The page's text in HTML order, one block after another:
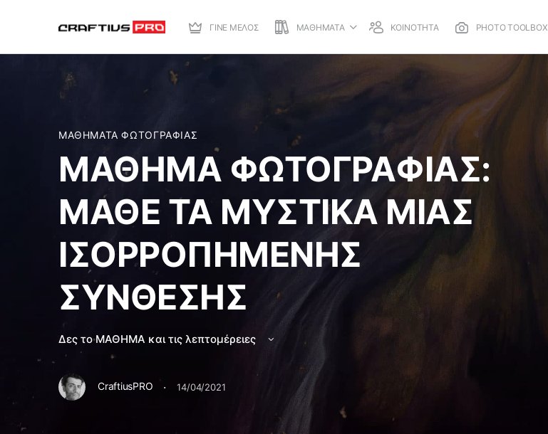
ΓΙΝΕ ΜΕΛΟΣ ΜΑΘΗΜΑΤΑ ΚΟΙΝΟΤΗΤΑ PHOTO TOOLBOX
ΜΑΘΗΜΑΤΑ ΦΩΤΟΓΡΑΦΙΑΣ
ΜΑΘΗΜΑ ΦΩΤΟΓΡΑΦΙΑΣ:
ΜΑΘΕ ΤΑ ΜΥΣΤΙΚΑ ΜΙΑΣ
ΙΣΟΡΡΟΠΗΜΕΝΗΣ
ΣΥΝΘΕΣΗΣ
Δες το ΜΑΘΗΜΑ και τις λεπτομέρειες
CraftiusPRO · 14/04/2021